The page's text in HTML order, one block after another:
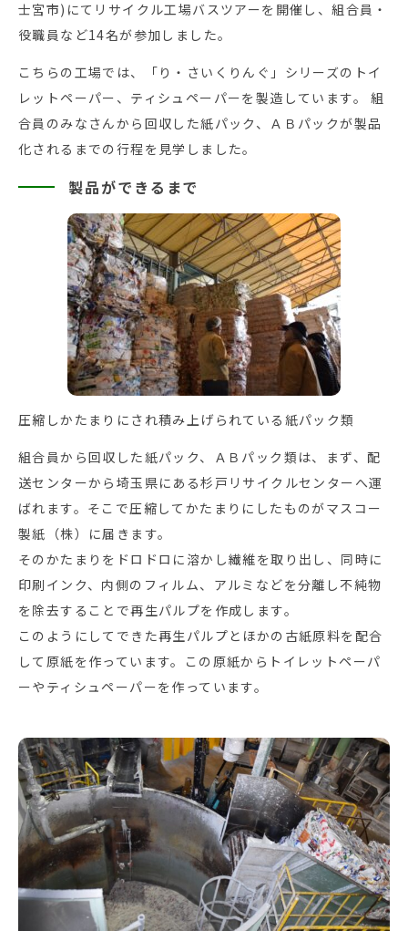
士宮市)にてリサイクル工場バスツアーを開催し、組合員・
役職員など14名が参加しました。
こちらの工場では、「り・さいくりんぐ」シリーズのトイ
レットペーパー、ティシュペーパーを製造しています。 組
合員のみなさんから回収した紙パック、ＡＢパックが製品
化されるまでの行程を見学しました。
製品ができるまで
圧縮しかたまりにされ積み上げられている紙パック類
組合員から回収した紙パック、ＡＢパック類は、まず、配
送センターから埼玉県にある杉戸リサイクルセンターへ運
ばれます。そこで圧縮してかたまりにしたものがマスコー
製紙（株）に届きます。
そのかたまりをドロドロに溶かし繊維を取り出し、同時に
印刷インク、内側のフィルム、アルミなどを分離し不純物
を除去することで再生パルプを作成します。
このようにしてできた再生パルプとほかの古紙原料を配合
して原紙を作っています。この原紙からトイレットペーパ
ーやティシュペーパーを作っています。